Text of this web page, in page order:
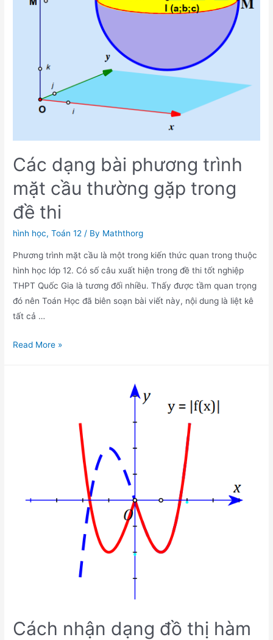
phẳng
Các dạng bài phương trình
mặt cầu thường gặp trong
đề thi
hình học,Toán 12 / By Maththorg
Phương trình mặt cầu là một trong kiến thức quan trong thuộc
hình học lớp 12. Có số câu xuất hiện trong đề thi tốt nghiệp
THPT Quốc Gia là tương đối nhiều. Thấy được tầm quan trọng
đó nên Toán Học đã biên soạn bài viết này, nội dung là liệt kê
tất cả …
Các
Read More »
Cách nhận dạng đồ thị hàm